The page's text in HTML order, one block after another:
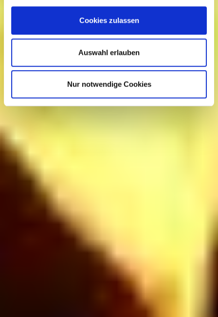
Cookies zulassen
Auswahl erlauben
Nur notwendige Cookies